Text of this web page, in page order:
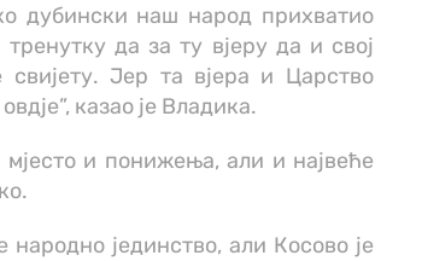
дубински наш народ прихватио
да за ту вјеру да и свој
Јер та вјера и Царство
казао је Владика.
и понижења, али и највеће
народно јединство, али Косово је